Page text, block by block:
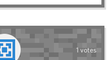
1 votes